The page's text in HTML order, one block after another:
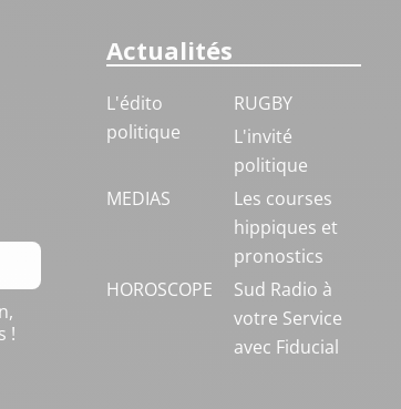
!
Actualités
L'édito
politique
RUGBY
L'invité
politique
MEDIAS
Les courses
hippiques et
pronostics
HOROSCOPE
Sud Radio à
votre Service
avec Fiducial